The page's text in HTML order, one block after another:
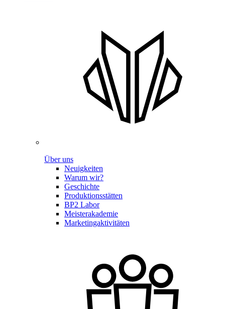
Über uns
Neuigkeiten
Warum wir?
Geschichte
Produktionsstätten
BP2 Labor
Meisterakademie
Marketingaktivitäten